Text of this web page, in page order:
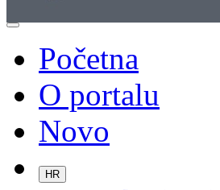
Početna
O portalu
Novo
HR